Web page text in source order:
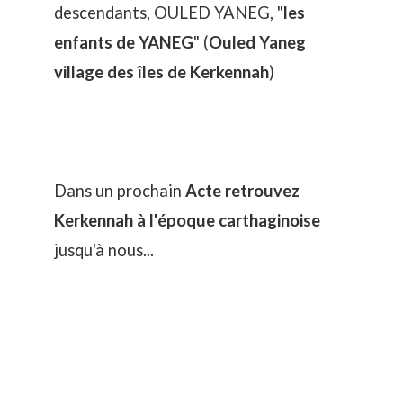
descendants, OULED YANEG, "les
enfants de YANEG" (Ouled Yaneg
village des îles de Kerkennah)
Dans un prochain Acte retrouvez
Kerkennah à l'époque carthaginoise
jusqu'à nous...